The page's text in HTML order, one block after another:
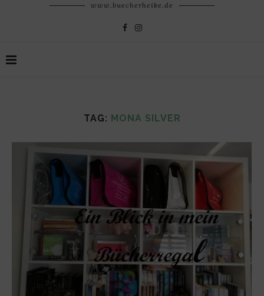
www.buecherheike.de
TAG: MONA SILVER